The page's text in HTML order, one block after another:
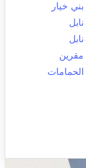
بني خيار
نابل
نابل
مقرين
الحمامات